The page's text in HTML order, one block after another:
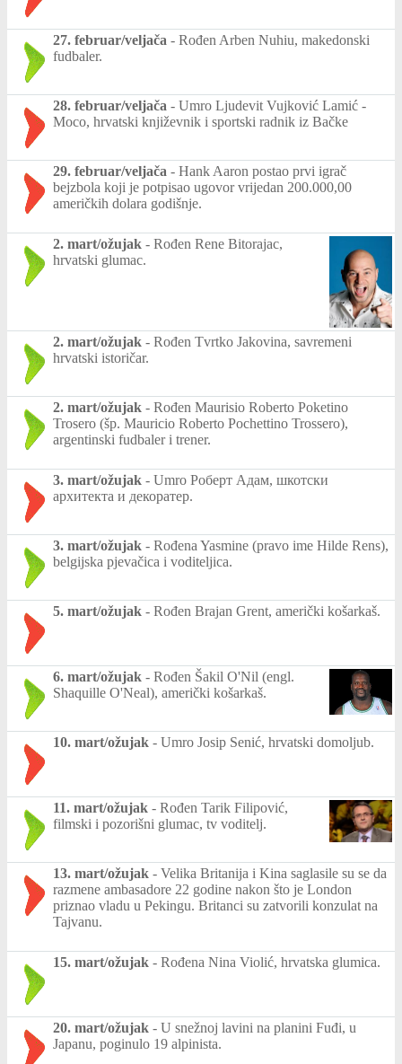
27. februar/veljača - Rođen Arben Nuhiu, makedonski
fudbaler.
28. februar/veljača - Umro Ljudevit Vujković Lamić -
Moco, hrvatski književnik i sportski radnik iz Bačke
29. februar/veljača - Hank Aaron postao prvi igrač
bejzbola koji je potpisao ugovor vrijedan 200.000,00
američkih dolara godišnje.
2. mart/ožujak - Rođen Rene Bitorajac,
hrvatski glumac.
2. mart/ožujak - Rođen Tvrtko Jakovina, savremeni
hrvatski istoričar.
2. mart/ožujak - Rođen Maurisio Roberto Poketino
Trosero (šp. Mauricio Roberto Pochettino Trossero),
argentinski fudbaler i trener.
3. mart/ožujak - Umro Роберт Адам, шкотски
архитекта и декоратер.
3. mart/ožujak - Rođena Yasmine (pravo ime Hilde Rens),
belgijska pjevačica i voditeljica.
5. mart/ožujak - Rođen Brajan Grent, američki košarkaš.
6. mart/ožujak - Rođen Šakil O'Nil (engl.
Shaquille O'Neal), američki košarkaš.
10. mart/ožujak - Umro Josip Senić, hrvatski domoljub.
11. mart/ožujak - Rođen Tarik Filipović,
filmski i pozorišni glumac, tv voditelj.
13. mart/ožujak - Velika Britanija i Kina saglasile su se da
razmene ambasadore 22 godine nakon što je London
priznao vladu u Pekingu. Britanci su zatvorili konzulat na
Tajvanu.
15. mart/ožujak - Rođena Nina Violić, hrvatska glumica.
20. mart/ožujak - U snežnoj lavini na planini Fuđi, u
Japanu, poginulo 19 alpinista.